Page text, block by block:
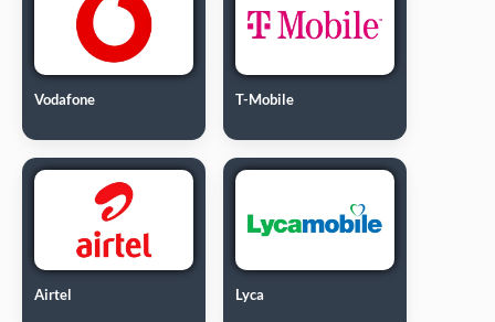
Vodafone T-Mobile
Airtel Lyca